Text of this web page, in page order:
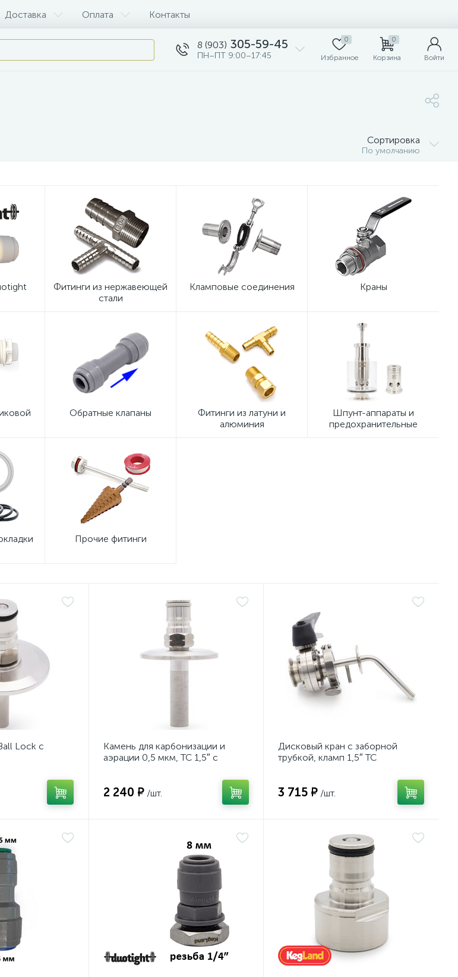
Доставка Оплата Контакты
8 (903) 305-59-45
ПН–ПТ 9:00–17:45
0
Избранное
0
Корзина Войти
Сортировка
По умолчанию
Фитинги из нержавеющей
стали
Кламповые соединения Краны
Обратные клапаны
Фитинги из латуни и
алюминия
Шпунт-аппараты и
предохранительные
Прочие фитинги
Lock с
Камень для карбонизации и
аэрации 0,5 мкм, TC 1,5″ с
2 240 ₽ /шт.
Дисковый кран с заборной
трубкой, кламп 1,5″ TC
3 715 ₽ /шт.